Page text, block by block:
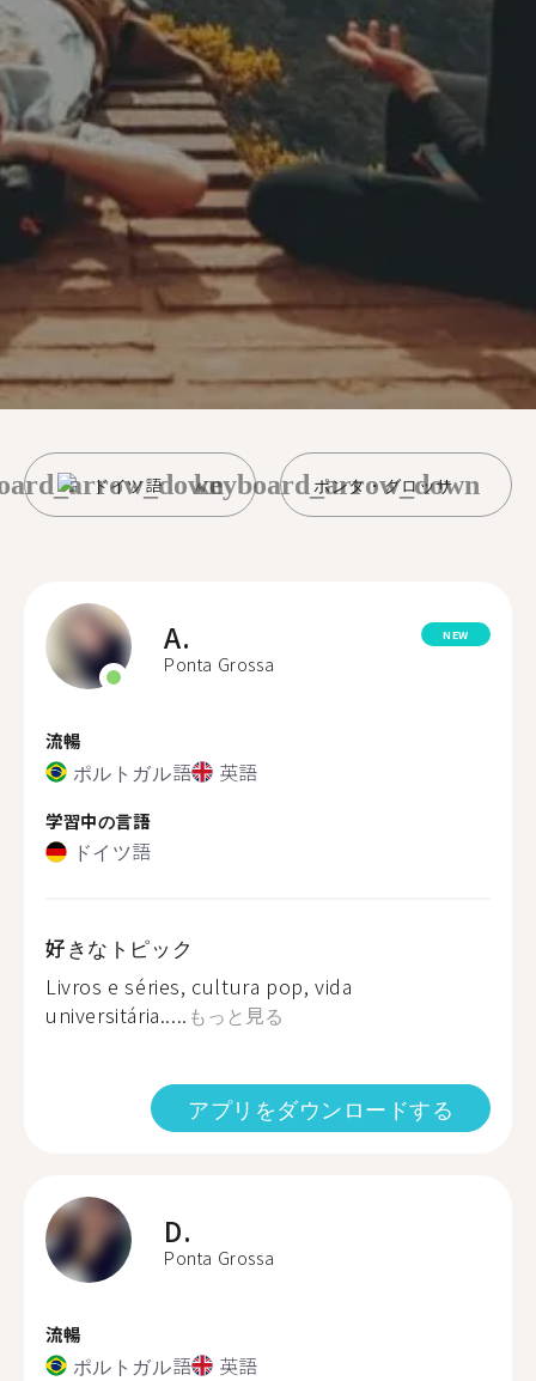
ドイツ語 ポンタ・グロッサ
keyboard_arrow_down
A.
Ponta Grossa
NEW
流暢
ポルトガル語 英語
学習中の言語
ドイツ語
好きなトピック
Livros e séries, cultura pop, vida
universitária..... もっと見る
アプリをダウンロードする
D.
Ponta Grossa
流暢
ポルトガル語 英語